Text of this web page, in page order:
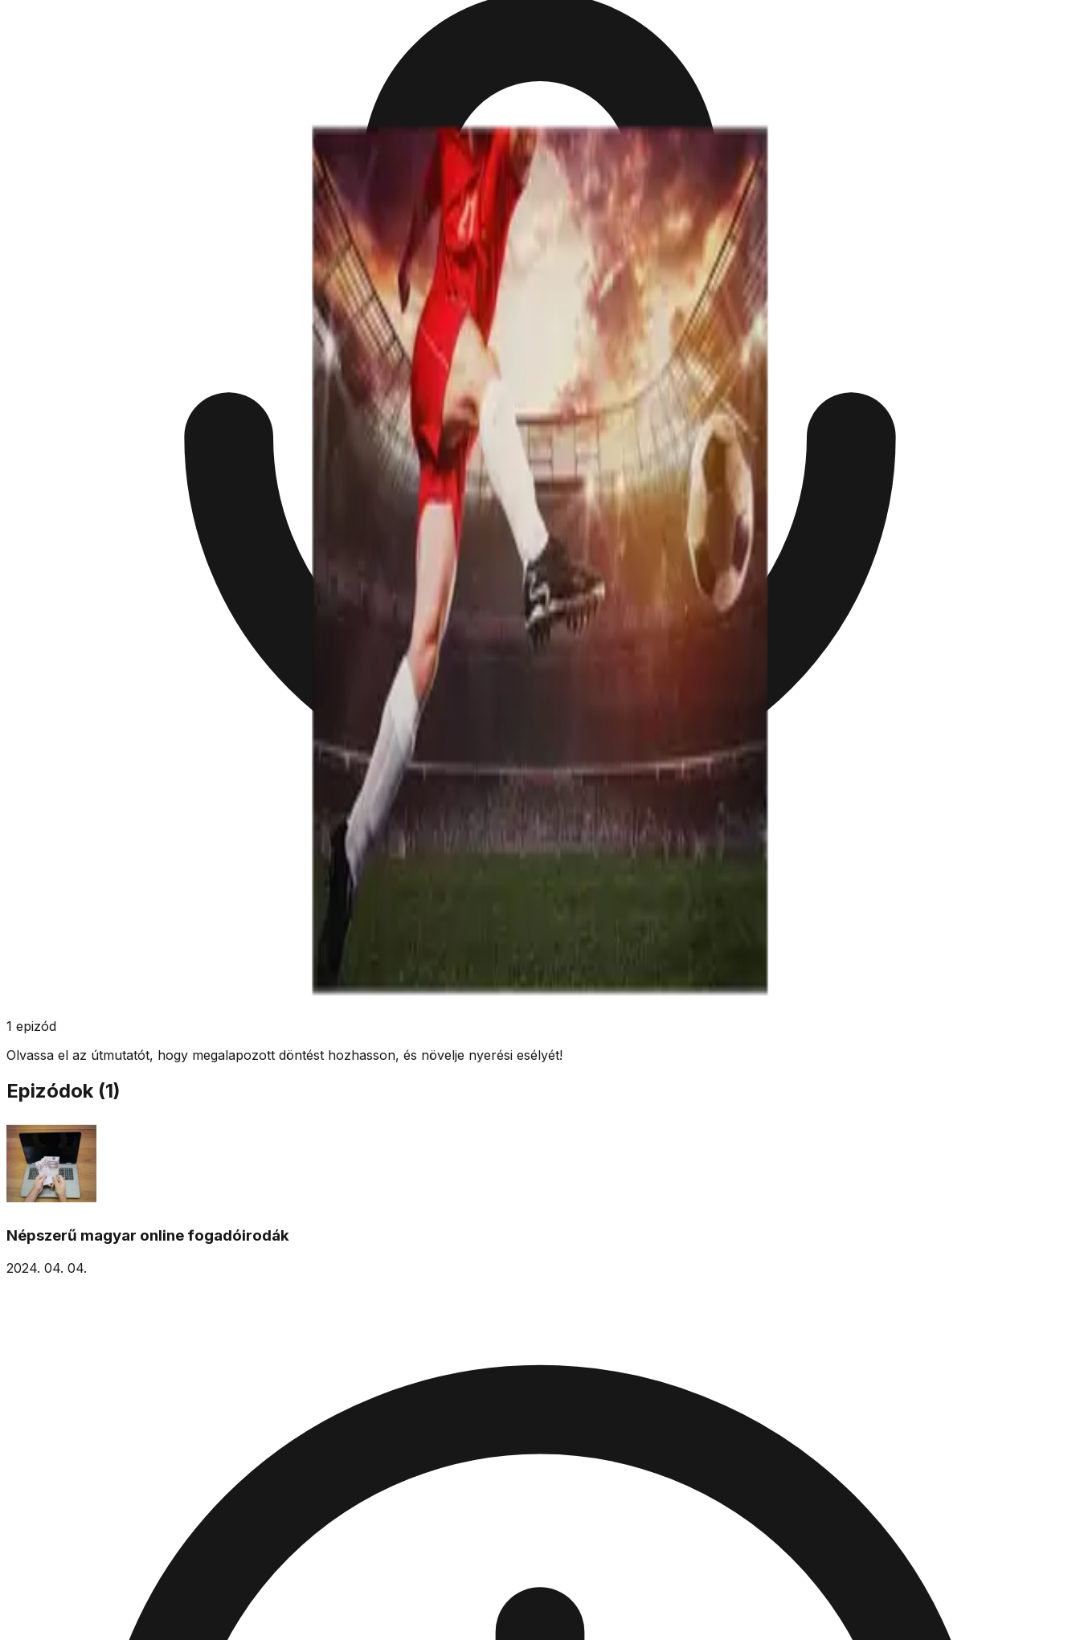
1 epizód
Olvassa el az útmutatót, hogy megalapozott döntést hozhasson, és növelje nyerési esélyét!
Epizódok (1)
Népszerű magyar online fogadóirodák
2024. 04. 04.